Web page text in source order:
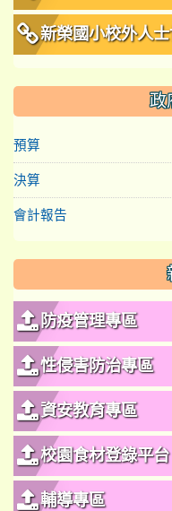
新榮國小校外人
政
預算
決算
會計報告
防疫管理專區
性侵害防治專區
資安教育專區
校園食材登錄平台
輔導專區